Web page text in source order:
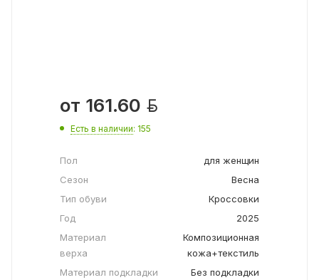
от 161.60 
Есть в наличии: 155
Пол
для женщин
Сезон
Весна
Тип обуви
Кроссовки
Год
2025
Материал
верха
Композиционная
кожа+текстиль
Материал подкладки
Без подкладки